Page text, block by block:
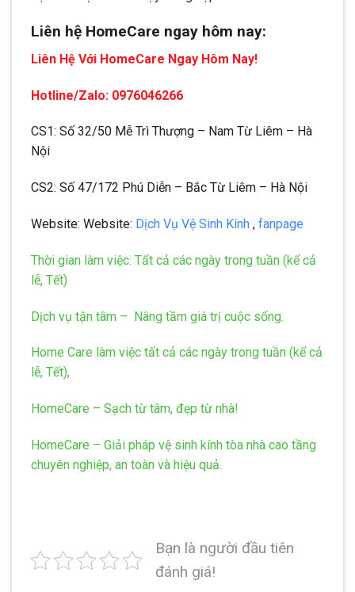
Liên hệ HomeCare ngay hôm nay:
Liên Hệ Với HomeCare Ngay Hôm Nay!
Hotline/Zalo: 0976046266
CS1: Số 32/50 Mễ Trì Thượng – Nam Từ Liêm – Hà
Nội
CS2: Số 47/172 Phú Diễn – Bắc Từ Liêm – Hà Nội
Website: Website: Dịch Vụ Vệ Sinh Kính , fanpage
Thời gian làm việc: Tất cả các ngày trong tuần (kể cả
lễ, Tết)
Dịch vụ tận tâm – Nâng tầm giá trị cuộc sống.
Home Care làm việc tất cả các ngày trong tuần (kể cả
lễ, Tết),
HomeCare – Sạch từ tâm, đẹp từ nhà!
HomeCare – Giải pháp vệ sinh kính tòa nhà cao tầng
chuyên nghiệp, an toàn và hiệu quả.
Bạn là người đầu tiên
đánh giá!